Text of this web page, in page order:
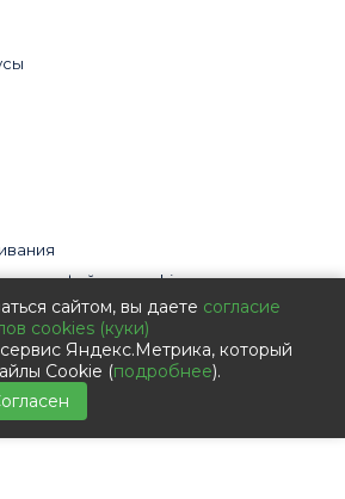
файлов cookies
данных с помощью сервиса
обработки персональных данных
персональных данных
сайтом, вы даете согласие
cookies (куки)
Яндекс.Метрика, который
Cookie (подробнее).